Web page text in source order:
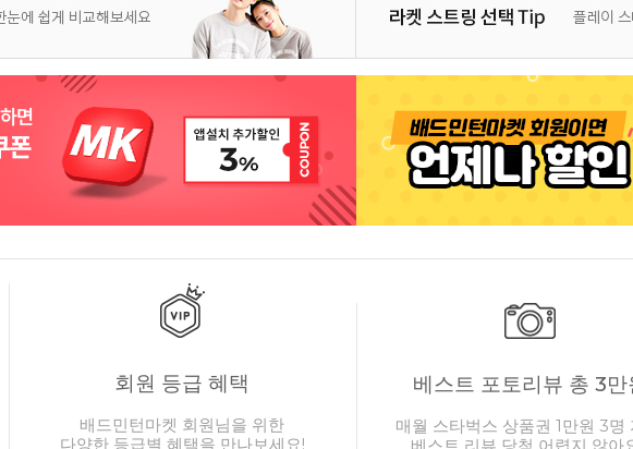
회원 등급 혜택
배드민턴마켓 회원님을 위한
다양한 등급별 혜택을 만나보세요!
베스트 포토리뷰 총 3만
매월 스타벅스 상품권 1만원 3명